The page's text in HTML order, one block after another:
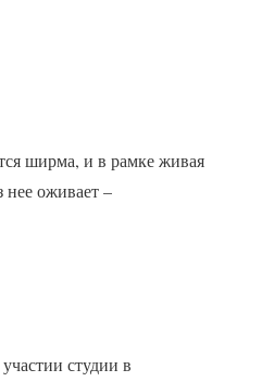
ширма, и в рамке живая
нее оживает –
студии в